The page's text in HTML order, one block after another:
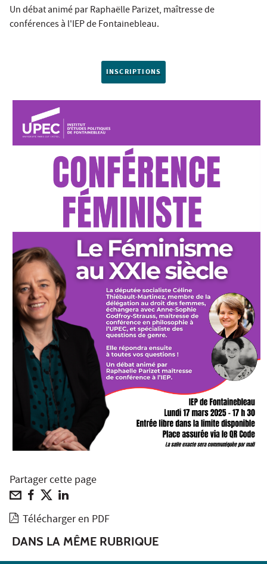
Un débat animé par Raphaëlle Parizet, maîtresse de
conférences à l'IEP de Fontainebleau.
INSCRIPTIONS
Partager cette page
Télécharger en PDF
DANS LA MÊME RUBRIQUE